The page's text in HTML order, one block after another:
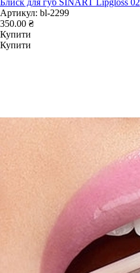
Артикул: bl-2299
350.00 ₴
Купити
Купити